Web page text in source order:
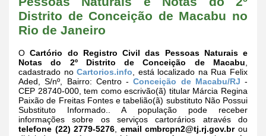
Distrito de Conceição de Macabu no
Rio de Janeiro
OCartório do Registro Civil das Pessoas Naturais e
Notas do 2º Distrito de Conceição de Macabu
cadastrado noCartorios.info , está localizado na Rua Felix
Aded, S/nº, Bairro: Centro -Conceição de Macabu/RJ -
CEP 28740-000, tem como escrivão(ã) titular Márcia Regina
Paixão de Freitas Fontes e tabelião(ã) substituto Não Possui
Substituto Informado.. A população pode receber
informações sobre os serviços cartorários através do
telefone (22) 2779-5276
emailcmbrcpn2@tj.rj.gov.brou